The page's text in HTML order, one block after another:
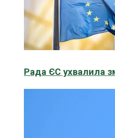
Рада ЄС ухвалила